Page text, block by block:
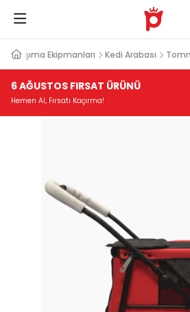
Taşıma Ekipmanları Kedi Arabası
6 AĞUSTOS FIRSAT ÜRÜNÜ
Hemen Al, Fırsatı Kaçırma!